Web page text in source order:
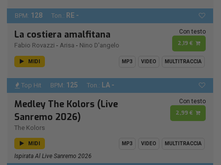
BPM: 128 Ton.: RE -
La costiera amalfitana
Fabio Rovazzi - Arisa - Nino D'angelo
Con testo
2,19 €
MIDI MP3 VIDEO MULTITRACCIA
Top Hit BPM: 125 Ton.: LA -
Medley The Kolors (Live
Sanremo 2026)
The Kolors
Con testo
2,99 €
MIDI MP3 VIDEO MULTITRACCIA
Ispirata Al Live Sanremo 2026